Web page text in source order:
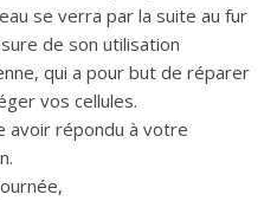
se verra par la suite au fur
de son utilisation
qui a pour but de réparer
vos cellules.
avoir répondu à votre